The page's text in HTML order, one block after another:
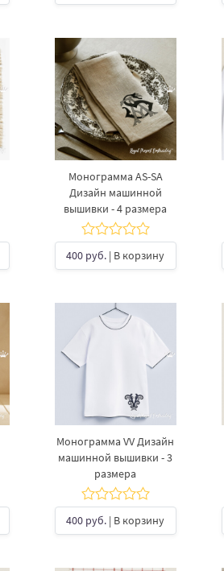
Монограмма AS-SA
Дизайн машинной
вышивки - 4 размера
400 руб. | В корзину
Монограмма VV Дизайн
машинной вышивки - 3
размера
400 руб. | В корзину